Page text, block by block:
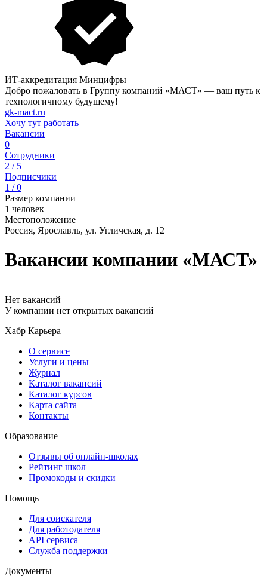
ИТ-аккредитация Минцифры
Добро пожаловать в Группу компаний «МАСТ» — ваш путь к
технологичному будущему!
gk-mact.ru
Хочу тут работать
Вакансии
0
Сотрудники
2 / 5
Подписчики
1 / 0
Размер компании
1 человек
Местоположение
Россия, Ярославль, ул. Угличская, д. 12
Вакансии компании «МАСТ»
Нет вакансий
У компании нет открытых вакансий
Хабр Карьера
О сервисе
Услуги и цены
Журнал
Каталог вакансий
Каталог курсов
Карта сайта
Контакты
Образование
Отзывы об онлайн-школах
Рейтинг школ
Промокоды и скидки
Помощь
Для соискателя
Для работодателя
API сервиса
Служба поддержки
Документы